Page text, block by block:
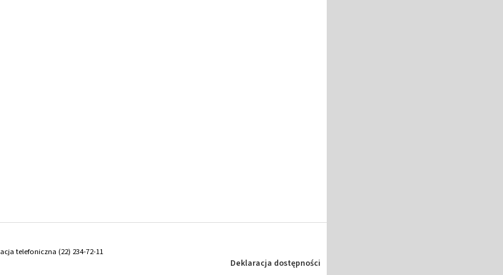
telefoniczna (22) 234-72-11
Deklaracja dostępności